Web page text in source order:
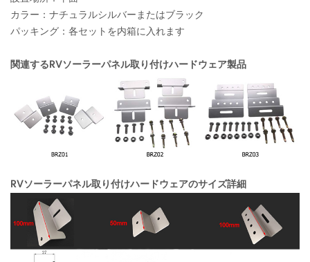
カラー：ナチュラルシルバーまたはブラック
パッキング：各セットを内箱に入れます
関連するRVソーラーパネル取り付けハードウェア製品
RVソーラーパネル取り付けハードウェアのサイズ詳細